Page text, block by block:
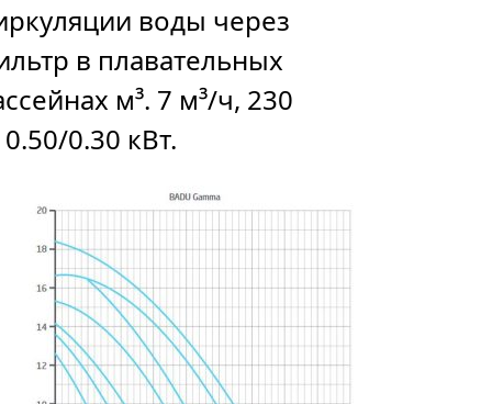
воды через
в плавательных
м³. 7 м³/ч, 230
0.30 кВт.